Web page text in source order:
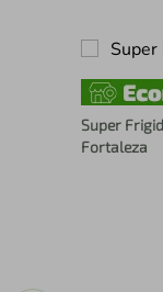
Super
Fortaleza